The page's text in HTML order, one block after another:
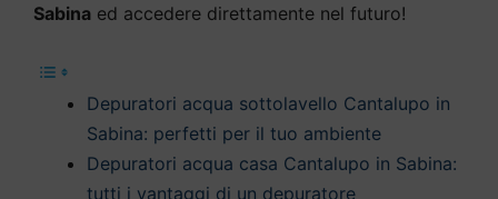
Sabina ed accedere direttamente nel futuro!
Depuratori acqua sottolavello Cantalupo in
Sabina: perfetti per il tuo ambiente
Depuratori acqua casa Cantalupo in Sabina:
tutti i vantaggi di un depuratore